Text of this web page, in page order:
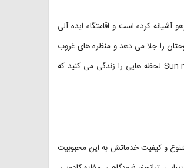
های لوکس و ۵ ستاره شهر است که از سال ۱۹۶۲ در ساحل جوهو آشیانه کرده است و اقامتگاه ایده آلی
را جلا می دهد و منظره های غروب
آفتاب را به خاطره های شما اضافه می کند. یعنی با اقامت در هتل Sun-n-Sand Mumbai Juhu Beach لحظه هایی را زندگی می کنید که
متنوع و کیفیت خدماتش به این محبوبیت